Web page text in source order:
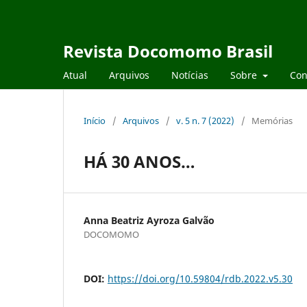
Revista Docomomo Brasil
Atual Arquivos Notícias Sobre
Início / Arquivos / v. 5 n. 7 (2022) / Memórias
HÁ 30 ANOS…
Anna Beatriz Ayroza Galvão
DOCOMOMO
DOI: https://doi.org/10.59804/rdb.2022.v5.30